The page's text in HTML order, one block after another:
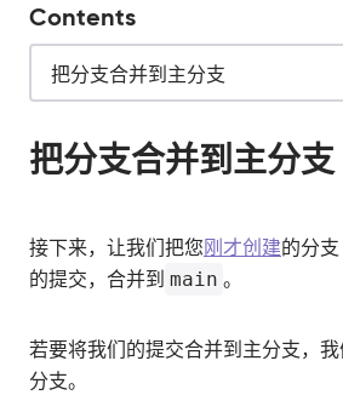
把分支合并到主分支
接下来，让我们把您刚才创建的分支
的提交，合并到 main 。
若要将我们的提交合并到主分支，
分支。
Contents
把分支合并到主分支